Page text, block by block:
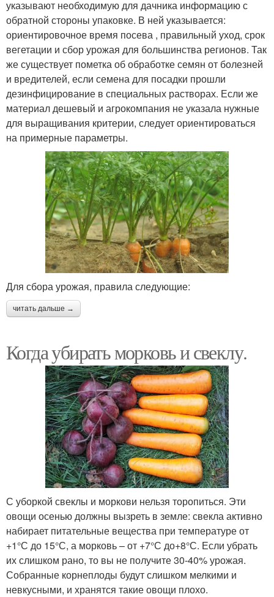
указывают необходимую для дачника информацию с
обратной стороны упаковке. В ней указывается:
ориентировочное время посева , правильный уход, срок
вегетации и сбор урожая для большинства регионов. Так
же существует пометка об обработке семян от болезней
и вредителей, если семена для посадки прошли
дезинфицирование в специальных растворах. Если же
материал дешевый и агрокомпания не указала нужные
для выращивания критерии, следует ориентироваться
на примерные параметры.
Для сбора урожая, правила следующие:
читать дальше →
Когда убирать морковь и свеклу.
С уборкой свеклы и моркови нельзя торопиться. Эти
овощи осенью должны вызреть в земле: свекла активно
набирает питательные вещества при температуре от
+1°С до 15°С, а морковь – от +7°С до+8°С. Если убрать
их слишком рано, то вы не получите 30-40% урожая.
Собранные корнеплоды будут слишком мелкими и
невкусными, и хранятся такие овощи плохо.